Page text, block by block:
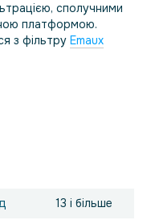
сполучними
платформою.
з фільтру Emaux
13 і більше